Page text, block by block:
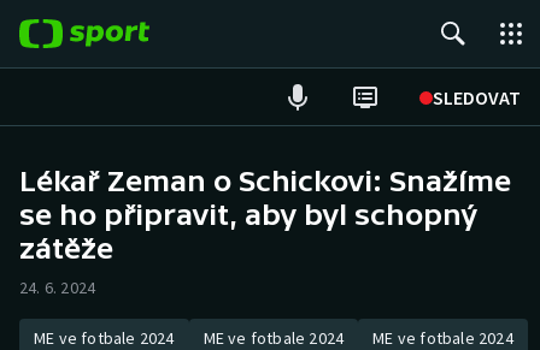
SLEDOVAT
Hokej
Atletika
Lékař Zeman o Schickovi: Snažíme
se ho připravit, aby byl schopný
zátěže
24. 6. 2024
ME ve fotbale 2024 ME ve fotbale 2024 ME ve fotbale 2024